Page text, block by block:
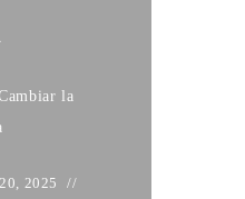
la
2025